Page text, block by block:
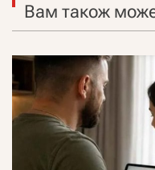
Вам також